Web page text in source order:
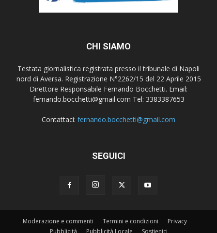
CHI SIAMO
Testata giornalistica registrata presso il tribunale di Napoli
nord di Aversa. Registrazione N°2262/15 del 22 Aprile 2015
Direttore Responsabile Fernando Bocchetti. Email:
fernando.bocchetti@gmail.com Tel: 3383387653
Contattaci: fernando.bocchetti@gmail.com
SEGUICI
Moderazione e commenti Termini e condizioni
Privacy
Pubblicità
Pubblicità Locale Sostienici